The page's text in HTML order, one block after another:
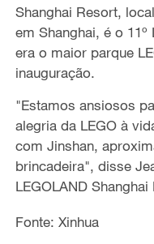
Shanghai Resort,
em Shanghai, é o
era o maior parque
inauguração.
"Estamos ansiosos
alegria da LEGO à
com Jinshan,
brincadeira", disse
LEGOLAND Shanghai
Fonte: Xinhua